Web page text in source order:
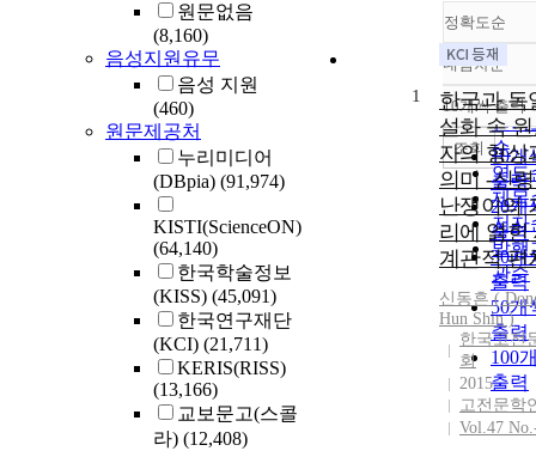
원문없음
(8,160)
음성지원유무
음성 지원
(460)
원문제공처
누리미디어
(DBpia) (91,974)
KISTI(ScienceON)
(64,140)
한국학술정보
(KISS) (45,091)
한국연구재단
(KCI) (21,711)
KERIS(RISS)
(13,166)
교보문고(스콜
라) (12,408)
정확도순
정확
순
인기
순
연도
제목
저자
발행
관순
내림차순
내림
10개씩 출력
10개
출력
20개
출력
30개
출력
50개
출력
100
출력
조회
1
한국과 독
설화 속
자의 형상
의미 -신
난쟁이의
리에 얽힌
계관적 편
신동흔 (
Hun Shin)
한국고전
회
2015
고전문학
Vol.47